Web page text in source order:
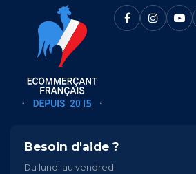
Besoin d'aide ?
Du lundi au vendredi